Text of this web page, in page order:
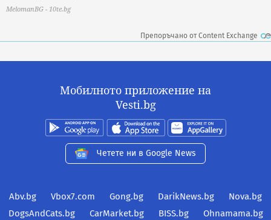
MelomanBG - 10te.bg
Препоръчано от Content Exchange
Мобилното приложение на
Vesti.bg
Четете ни в Google News
Abv.bg Vbox7.com Gong.bg DarikNews.bg
Nova.bg
DogsAndCats.bg
CarMarket.bg BISS.bg Ohnamama.bg